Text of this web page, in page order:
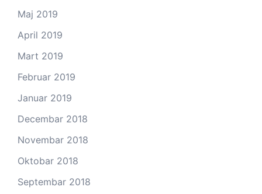
Maj 2019
April 2019
Mart 2019
Februar 2019
Januar 2019
Decembar 2018
Novembar 2018
Oktobar 2018
Septembar 2018